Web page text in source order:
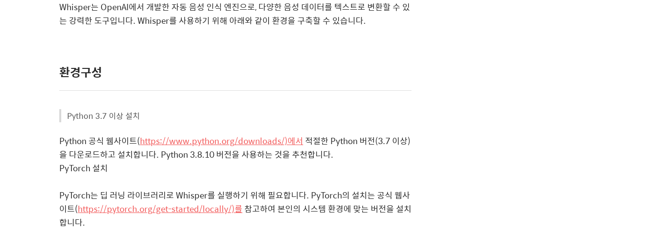
Whisper는 OpenAI에서 개발한 자동 음성 인식 엔진으로, 다양한 음성 데이터를 텍스트로 변환할 수 있
는 강력한 도구입니다. Whisper를 사용하기 위해 아래와 같이 환경을 구축할 수 있습니다.
환경구성
Python 3.7 이상 설치
Python 공식 웹사이트(https://www.python.org/downloads/)에서 적절한 Python 버전(3.7 이상)
을 다운로드하고 설치합니다. Python 3.8.10 버전을 사용하는 것을 추천합니다.
PyTorch 설치
PyTorch는 딥 러닝 라이브러리로 Whisper를 실행하기 위해 필요합니다. PyTorch의 설치는 공식 웹사
이트(https://pytorch.org/get-started/locally/)를 참고하여 본인의 시스템 환경에 맞는 버전을 설치
합니다.